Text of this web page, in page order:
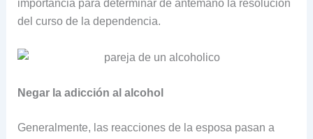
importancia para determinar de antemano la resolución
del curso de la dependencia.
Negar la adicción al alcohol
Generalmente, las reacciones de la esposa pasan a